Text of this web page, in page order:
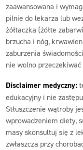
zaawansowana i
pilnie do lekarza lub
żółtaczka (żółte
brzucha i nóg,
zaburzenia
nie wolno przeczekiwać
Disclaimer medyczny:
edukacyjny i nie
Stłuszczenie wątroby
wprowadzeniem diety,
masy skonsultuj się z
zwłaszcza przy